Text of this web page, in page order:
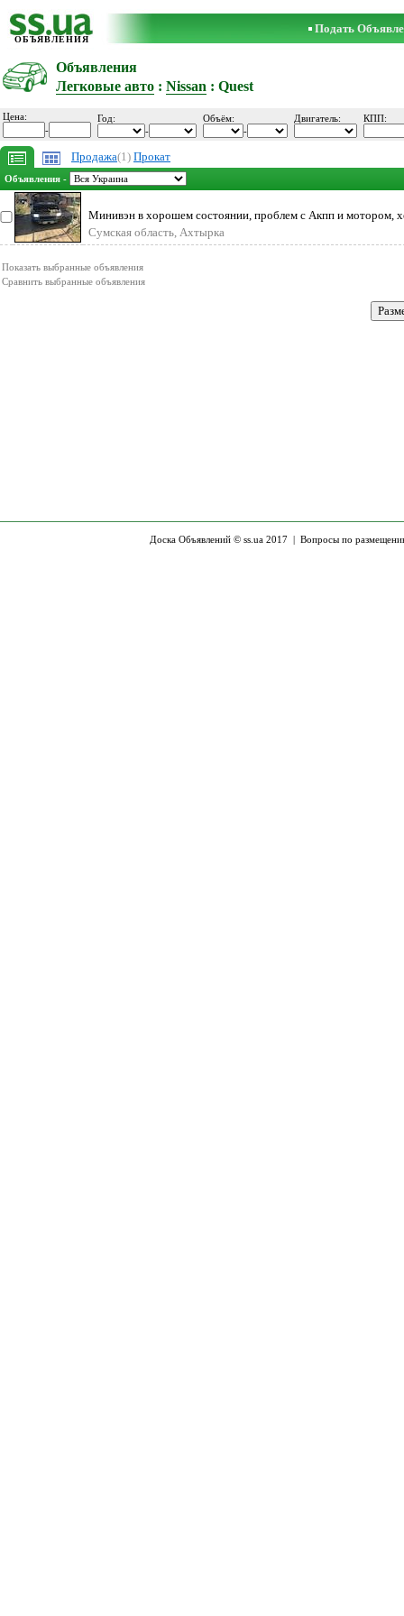
ОБЪЯВЛЕНИЯ
Подать
Объявления
Легковые авто : Nissan : Quest
Цена:
-
Год:
-
Объём:
-
Двигатель: КПП:
Продажа(1) Прокат
Объявления -
Минивэн в хорошем состоянии, проблем с Акпп и мотором,
обсл
Сумская область, Ахтырка
Показать выбранные объявления
Сравнить выбранные объявления
Доска Объявлений © ss.ua 2017 | Вопросы по